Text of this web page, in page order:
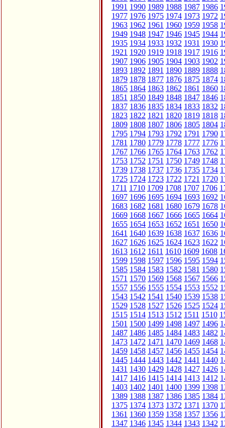
1991 1990 1989 1988 1987 1986
1977 1976 1975 1974 1973 1972
1963 1962 1961 1960 1959 1958
1949 1948 1947 1946 1945 1944
1935 1934 1933 1932 1931 1930
1921 1920 1919 1918 1917 1916
1907 1906 1905 1904 1903 1902
1893 1892 1891 1890 1889 1888
1879 1878 1877 1876 1875 1874
1865 1864 1863 1862 1861 1860
1851 1850 1849 1848 1847 1846
1837 1836 1835 1834 1833 1832
1823 1822 1821 1820 1819 1818
1809 1808 1807 1806 1805 1804
1795 1794 1793 1792 1791 1790
1781 1780 1779 1778 1777 1776
1767 1766 1765 1764 1763 1762
1753 1752 1751 1750 1749 1748
1739 1738 1737 1736 1735 1734
1725 1724 1723 1722 1721 1720
1711 1710 1709 1708 1707 1706
1697 1696 1695 1694 1693 1692
1683 1682 1681 1680 1679 1678
1669 1668 1667 1666 1665 1664
1655 1654 1653 1652 1651 1650
1641 1640 1639 1638 1637 1636
1627 1626 1625 1624 1623 1622
1613 1612 1611 1610 1609 1608
1599 1598 1597 1596 1595 1594
1585 1584 1583 1582 1581 1580
1571 1570 1569 1568 1567 1566
1557 1556 1555 1554 1553 1552
1543 1542 1541 1540 1539 1538
1529 1528 1527 1526 1525 1524
1515 1514 1513 1512 1511 1510
1501 1500 1499 1498 1497 1496
1487 1486 1485 1484 1483 1482
1473 1472 1471 1470 1469 1468
1459 1458 1457 1456 1455 1454
1445 1444 1443 1442 1441 1440
1431 1430 1429 1428 1427 1426
1417 1416 1415 1414 1413 1412
1403 1402 1401 1400 1399 1398
1389 1388 1387 1386 1385 1384
1375 1374 1373 1372 1371 1370
1361 1360 1359 1358 1357 1356
1347 1346 1345 1344 1343 1342